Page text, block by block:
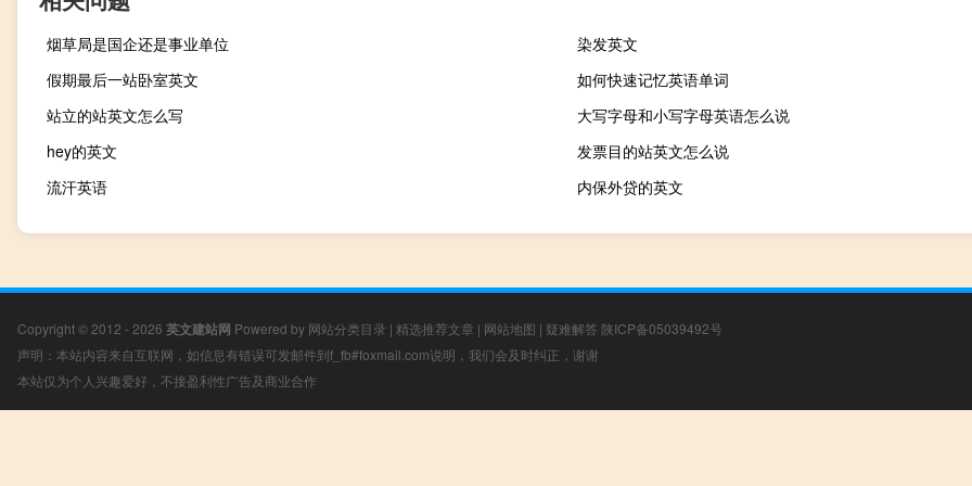
烟草局是国企还是事业单位
染发英文
假期最后一站卧室英文
如何快速记忆英语单词
站立的站英文怎么写
大写字母和小写字母英语怎么说
hey的英文
发票目的站英文怎么说
流汗英语
内保外贷的英文
Copyright © 2012 - 2026 英文建站网 Powered by 网站分类目录 | 精选推荐文章 | 网站地图 | 疑难解答 陕ICP备05039492号
声明：本站内容来自互联网，如信息有错误可发邮件到f_fb#foxmail.com说明，我们会及时纠正，谢谢
本站仅为个人兴趣爱好，不接盈利性广告及商业合作